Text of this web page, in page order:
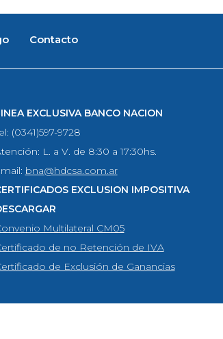
Contacto
EXCLUSIVA BANCO NACION
(0341)597-9728
L. a V. de 8:30 a 17:30hs.
bna@hdcsa.com.ar
EXCLUSION IMPOSITIVA
Multilateral CM05
de no Retención de IVA
de Exclusión de Ganancias